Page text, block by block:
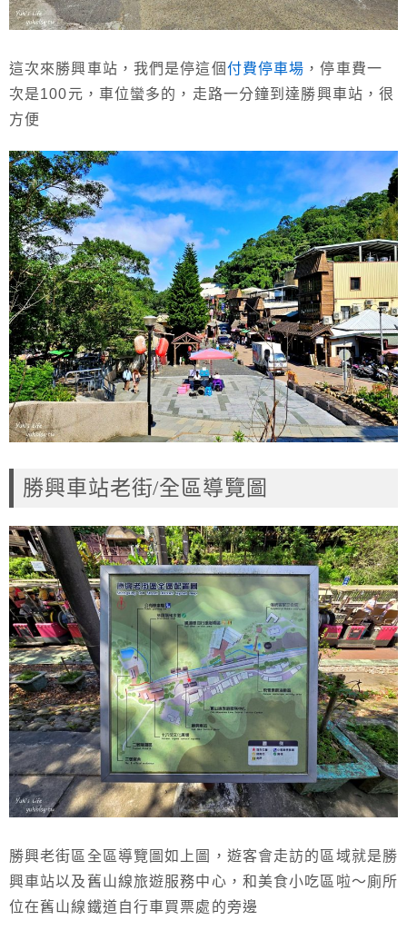
這次來勝興車站，我們是停這個 付費停車場 ，停車費一
次是100元，車位蠻多的，走路一分鐘到達勝興車站，很
方便
勝興車站老街/全區導覽圖
勝興老街區全區導覽圖如上圖，遊客會走訪的區域就是勝
興車站以及舊山線旅遊服務中心，和美食小吃區啦～廁所
位在舊山線鐵道自行車買票處的旁邊